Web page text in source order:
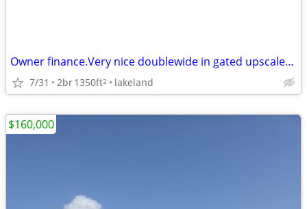
Owner finance.Very nice doublewide in gated upscaled adult park 29K
7/31 2br1350ft2 lakeland
$160,000